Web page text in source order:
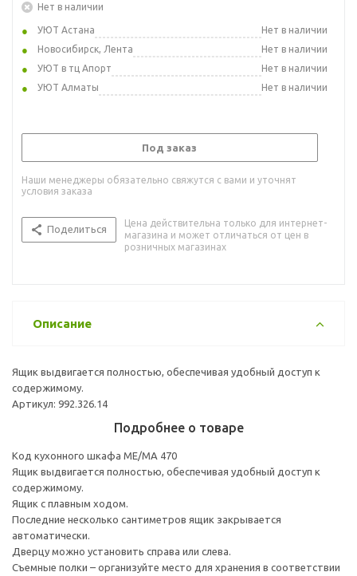
Нет в наличии
УЮТ Астана
Нет в наличии
Новосибирск, Лента
Нет в наличии
УЮТ в тц Апорт
Нет в наличии
УЮТ Алматы
Нет в наличии
Под заказ
Наши менеджеры обязательно свяжутся с вами и уточнят
условия заказа
Поделиться
Цена действительна только для интернет-
магазина и может отличаться от цен в
розничных магазинах
Описание
Ящик выдвигается полностью, обеспечивая удобный доступ к
содержимому.
Артикул: 992.326.14
Подробнее о товаре
Код кухонного шкафа ME/MA 470
Ящик выдвигается полностью, обеспечивая удобный доступ к
содержимому.
Ящик с плавным ходом.
Последние несколько сантиметров ящик закрывается
автоматически.
Дверцу можно установить справа или слева.
Съемные полки – организуйте место для хранения в соответствии